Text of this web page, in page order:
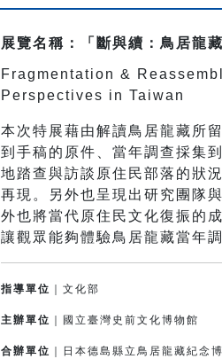
展覽名稱：「斷與續：鳥居龍
Fragmentation &
Perspectives in Taiwan
本次特展藉由解讀鳥居龍藏所
到手稿的原件、當年調查採集
地踏查與訪談原住民部落的狀
再現。另外也呈現出研究團隊
外也將當代原住民文化復振的
讓觀眾能夠體驗鳥居龍藏當年
指導單位 ｜文化部
主辦單位 ｜國立臺灣史前文化博物館
合辦單位 ｜日本德島縣立鳥居龍藏紀念